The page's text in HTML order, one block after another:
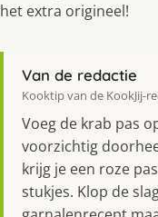
het extra origineel!
Van de redactie
Kooktip van de KookJij-
Voeg de krab pas
voorzichtig
krijg je een roze
stukjes. Klop de